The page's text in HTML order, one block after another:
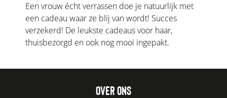
Een vrouw écht verrassen doe je natuurlijk met
een cadeau waar ze blij van wordt! Succes
verzekerd! De leukste cadeaus voor haar,
thuisbezorgd en ook nog mooi ingepakt.
OVER ONS